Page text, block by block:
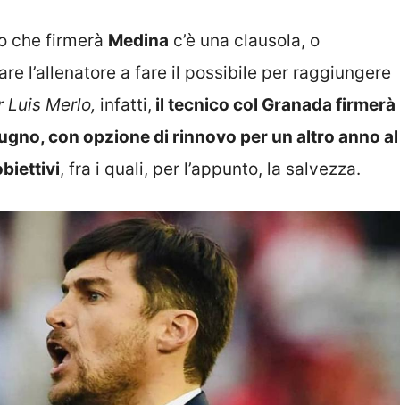
che firmerà Medina c’è una clausola, o
l’allenatore a fare il possibile per raggiungere
Luis Merlo, infatti, il tecnico col Granada firmerà
con opzione di rinnovo per un altro anno al
, fra i quali, per l’appunto, la salvezza.